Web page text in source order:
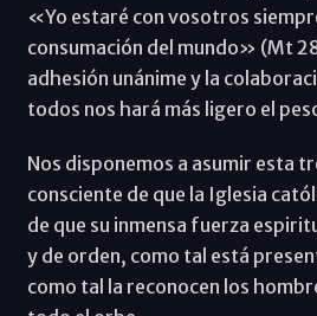
«Yo estaré con vosotros
consumación del mundo» (Mt
adhesión unánime y la
todos nos hará más ligero el
Nos disponemos a asumir esta
consciente de que la Iglesia
de que su inmensa fuerza
y de orden, como tal está
como tal la reconocen los